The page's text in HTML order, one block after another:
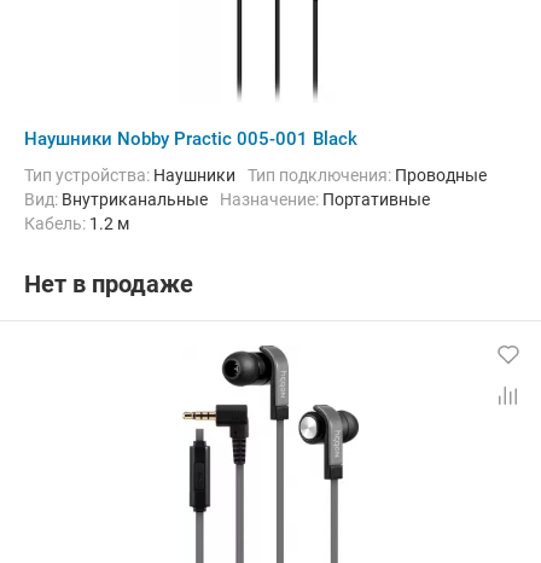
Наушники Nobby Practic 005-001 Black
Тип устройства: Наушники Тип подключения: Проводные
Вид: Внутриканальные Назначение: Портативные
кабель: 1.2 м
Нет в продаже